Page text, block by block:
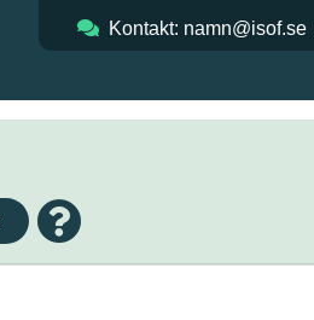
Kontakt: namn@isof.se